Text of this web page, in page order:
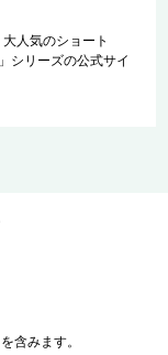
人気のショート
シリーズの公式サイ
含みます。